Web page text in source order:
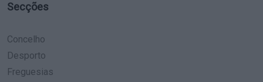
Secções
Concelho
Desporto
Freguesias